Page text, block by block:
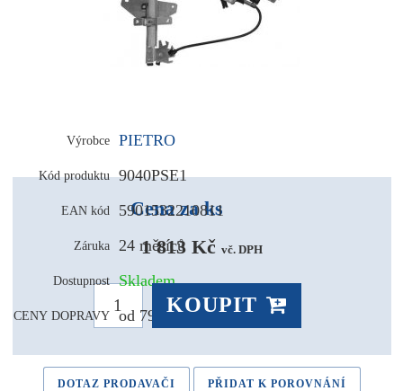
Výrobce PIETRO
Kód produktu 9040PSE1
EAN kód 5901532210811
Záruka 24 měsíců
Dostupnost Skladem
CENY DOPRAVY od 79,- Kč
Cena za ks
1 813 Kč vč. DPH
KOUPIT
DOTAZ PRODAVAČI PŘIDAT K POROVNÁNÍ